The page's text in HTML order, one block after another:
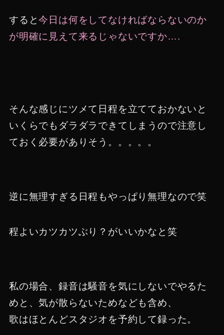
すると今日は何をしてなければならないのか
が明確に見えて来るじゃないですか….
そんな感じにツメて日程を立てておかないと
いくらでもダラダラできてしまうので注意し
ておく必要がありそう。。。。。
逆に無理すぎる日程もやっぱり無理なので笑
程よいカツカツぶり？がいいかなと笑
私の場合、録音は騒音を気にしないでやるた
めと、気が散らないためなども含め、
歌はほとんどスタジオを予約して録った。